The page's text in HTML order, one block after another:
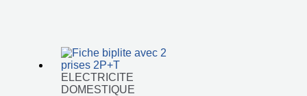
ELECTRICITE
DOMESTIQUE